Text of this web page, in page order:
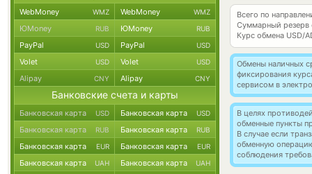
Всего по
Суммарный резерв
Курс обмена USD/
Обмены наличных
фиксирования
сервисом в
В целях
обменные пункты
В случае если
обменную
соблюдения
WebMoney WMZ WebMoney WMZ
ЮMoney RUB ЮMoney RUB
PayPal USD PayPal USD
Volet USD Volet USD
Alipay CNY Alipay CNY
Банковские счета и карты
Банковская карта USD Банковская карта USD
Банковская карта RUB Банковская карта RUB
Банковская карта EUR Банковская карта EUR
Банковская карта UAH Банковская карта UAH